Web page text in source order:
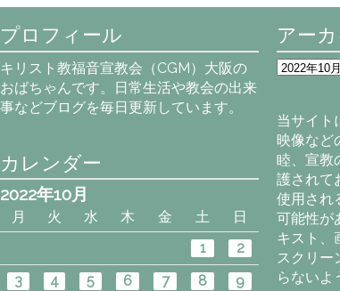
プロフィール
キリスト教福音宣教会（CGM）大阪の
おばちゃんです。日常生活や教会の出来
事などブログを毎日更新しています。
アー
ア
ー
ブ
当サイト
映像など
睦、宣教
護されて
使用され
可能性が
キスト、
スクリー
らないよ
カレンダー
2022年10月
月 火 水 木 金 土
日
1
2
3
4 5 6 7 8
9